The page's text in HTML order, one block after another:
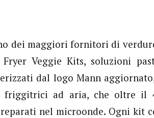
dei maggiori fornitori di
Veggie Kits, soluzioni
dal logo Mann
friggitrici ad aria, che oltre il
nel microonde. Ogni kit